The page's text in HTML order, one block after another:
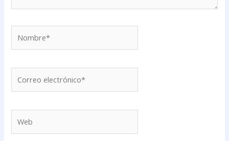
electrónico*